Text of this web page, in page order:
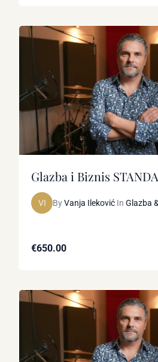
Glazba i Biznis
VI ByVanja Ileković InGlazba
€650.00